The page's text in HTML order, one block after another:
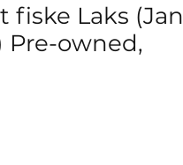
fiske Laks (Jan
Pre-owned,